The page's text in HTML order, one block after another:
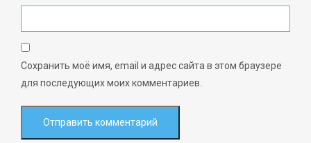
Сохранить моё имя, email и адрес сайта в этом браузере
для последующих моих комментариев.